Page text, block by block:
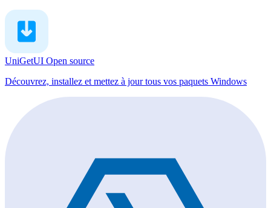
UniGetUI Open source
Découvrez, installez et mettez à jour tous vos paquets Windows